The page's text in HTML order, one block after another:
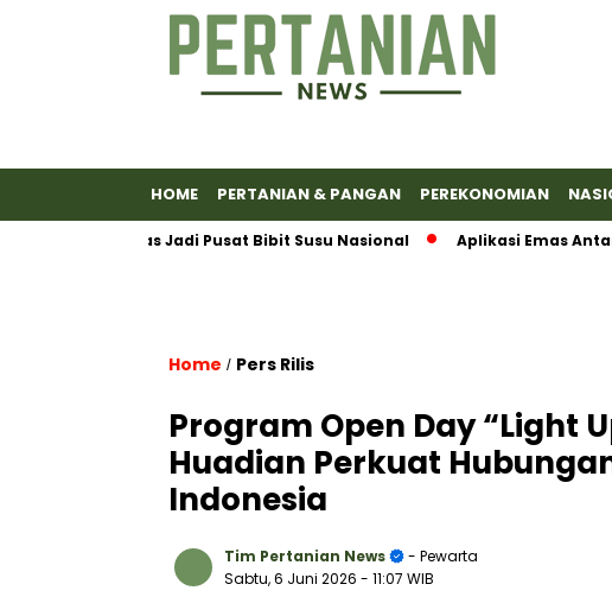
HOME PERTANIAN & PANGAN PEREKONOMIAN
Banyumas Jadi Pusat Bibit Susu Nasional Aplikasi Emas Antam
Home / Pers Rilis
Program Open Day “Light
Huadian Perkuat
Indonesia
Tim Pertanian News
- Pewarta
Sabtu, 6 Juni 2026 - 11:07 WIB